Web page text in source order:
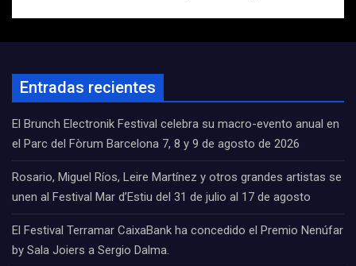
Entradas recientes
El Brunch Electronik Festival celebra su macro-evento anual en
el Parc del Fòrum Barcelona 7, 8 y 9 de agosto de 2026
Rosario, Miguel Ríos, Leire Martínez y otros grandes artistas se
unen al Festival Mar d’Estiu del 31 de julio al 17 de agosto
El Festival Terramar CaixaBank ha concedido el Premio Nenúfar
by Sala Joiers a Sergio Dalma.